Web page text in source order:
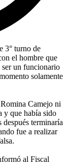
3° turno de
el hombre que
un funcionario
solamente
Camejo ni
y que había sido
terminaría
fue a realizar
al Fiscal